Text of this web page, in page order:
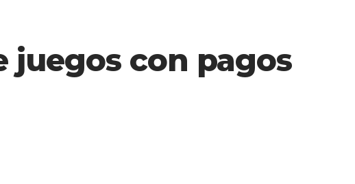
juegos con pagos